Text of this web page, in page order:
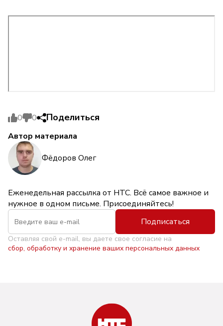
0 0 Поделиться
Автор материала
Фёдоров Олег
Еженедельная рассылка от НТС. Всё самое важное и
нужное в одном письме. Присоединяйтесь!
Подписаться
Оставляя свой e-mail, вы даете свое согласие на
сбор, обработку и хранение ваших персональных данных